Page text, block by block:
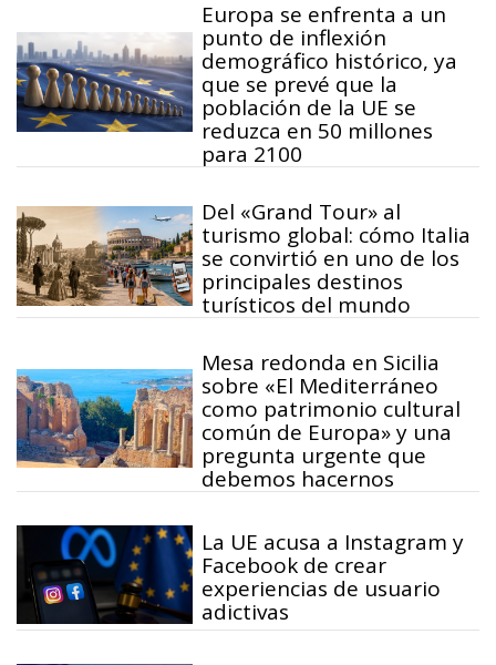
Europa se enfrenta a un
punto de inflexión
demográfico histórico, ya
que se prevé que la
población de la UE se
reduzca en 50 millones
para 2100
Del «Grand Tour» al
turismo global: cómo Italia
se convirtió en uno de los
principales destinos
turísticos del mundo
Mesa redonda en Sicilia
sobre «El Mediterráneo
como patrimonio cultural
común de Europa» y una
pregunta urgente que
debemos hacernos
La UE acusa a Instagram y
Facebook de crear
experiencias de usuario
adictivas